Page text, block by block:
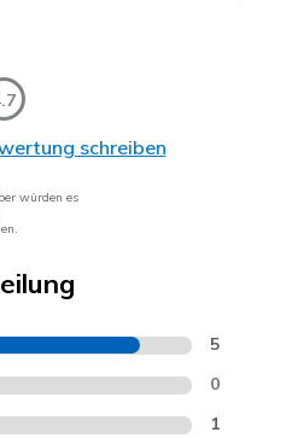
schreiben
würden es
5
0
1